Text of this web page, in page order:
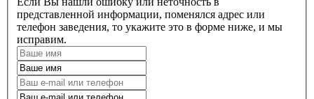
представленной информации, поменялся адрес или
телефон заведения, то укажите это в форме ниже, и мы
исправим.